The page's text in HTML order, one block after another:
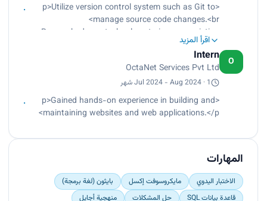
<p>Utilize version control system such as Git to
manage source code changes.<br>
Researched new technology to improve existing
web solutions.<br>
Implemented responsive design principles to
ensure websites are mobile friendly.</p>
اقرأ المزيد
O
Intern
OctaNet Services Pvt Ltd
Jul 2024 - Aug 2024 · 1 شهر
<p>Gained hands-on experience in building and
maintaining websites and web applications.</p>
المهارات
الاختبار اليدوي مايكروسوفت إكسل
بايثون (لغة برمجة)
قاعدة بيانات SQL
حل المشكلات
منهجية أجايل